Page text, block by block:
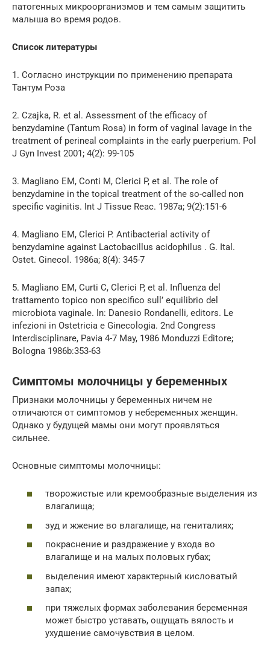
патогенных микроорганизмов и тем самым защитить
малыша во время родов.
Список литературы
1. Согласно инструкции по применению препарата
Тантум Роза
2. Czajka, R. et al. Assessment of the efficacy of
benzydamine (Tantum Rosa) in form of vaginal lavage in the
treatment of perineal complaints in the early puerperium. Pol
J Gyn Invest 2001; 4(2): 99-105
3. Magliano EM, Conti M, Clerici P, et al. The role of
benzydamine in the topical treatment of the so-called non
specific vaginitis. Int J Tissue Reac. 1987a; 9(2):151-6
4. Magliano EM, Clerici P. Antibacterial activity of
benzydamine against Lactobacillus acido­philus . G. Ital.
Ostet. Ginecol. 1986a; 8(4): 345-7
5. Magliano EM, Curti C, Clerici P, et al. Influ­enza del
trattamento topico non specifico sull’ equilibrio del
microbiota vaginale. In: Danesio Rondanelli, editors. Le
infezioni in Ostetricia e Ginecologia. 2nd Congress
Interdisciplinare, Pa­via 4-7 May, 1986 Monduzzi Editore;
Bologna 1986b:353-63
Симптомы молочницы у беременных
Признаки молочницы у беременных ничем не
отличаются от симптомов у небеременных женщин.
Однако у будущей мамы они могут проявляться
сильнее.
Основные симптомы молочницы:
творожистые или кремообразные выделения из
влагалища;
зуд и жжение во влагалище, на гениталиях;
покраснение и раздражение у входа во
влагалище и на малых половых губах;
выделения имеют характерный кисловатый
запах;
при тяжелых формах заболевания беременная
может быстро уставать, ощущать вялость и
ухудшение самочувствия в целом.